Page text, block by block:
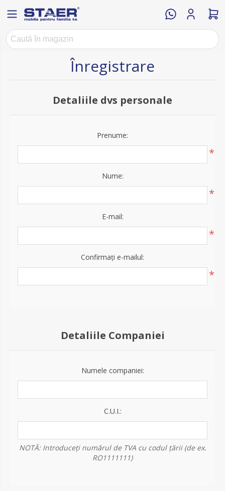
Înregistrare
Detaliile dvs personale
Prenume:
*
Nume:
*
E-mail:
*
Confirmați e-mailul:
*
Detaliile Companiei
Numele companiei:
C.U.I.:
NOTĂ: Introduceți numărul de TVA cu codul țării (de ex.
RO1111111)